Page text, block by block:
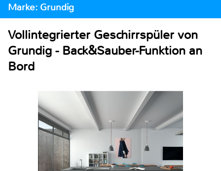
Marke: Grundig
Vollintegrierter Geschirrspüler von
Grundig - Back&Sauber-Funktion an
Bord